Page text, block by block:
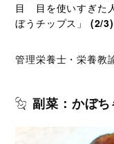
目 目を使いすぎた
ぼうチップス」 (2/3)
管理栄養士・栄養教
副菜：かぼ